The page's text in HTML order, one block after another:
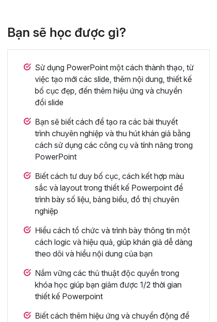
Bạn sẽ học được gì?
Sử dụng PowerPoint một cách thành thạo, từ
việc tạo mới các slide, thêm nội dung, thiết kế
bố cục đẹp, đến thêm hiệu ứng và chuyển
đổi slide
Bạn sẽ biết cách để tạo ra các bài thuyết
trình chuyên nghiệp và thu hút khán giả bằng
cách sử dụng các công cụ và tính năng trong
PowerPoint
Biết cách tư duy bố cục, cách kết hợp màu
sắc và layout trong thiết kế Powerpoint để
trình bày số liệu, bảng biểu, đồ thị chuyên
nghiệp
Hiểu cách tổ chức và trình bày thông tin một
cách logic và hiệu quả, giúp khán giả dễ dàng
theo dõi và hiểu nội dung của bạn
Nắm vững các thủ thuật độc quyền trong
khóa học giúp bạn giảm được 1/2 thời gian
thiết kế Powerpoint
Biết cách thêm hiệu ứng và chuyển động để